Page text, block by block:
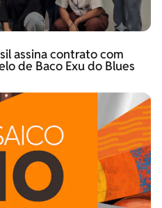
assina contrato com
de Baco Exu do Blues